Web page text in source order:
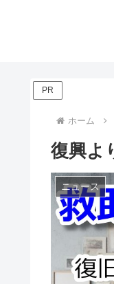
PR
ホーム
復興よ
ニュース